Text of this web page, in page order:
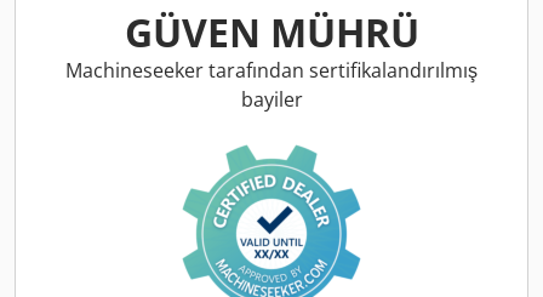
GÜVEN MÜHRÜ
Machineseeker tarafından sertifikalandırılmış
bayiler